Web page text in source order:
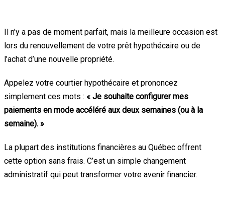
Il n’y a pas de moment parfait, mais la meilleure occasion est
lors du renouvellement de votre prêt hypothécaire ou de
l’achat d’une nouvelle propriété.
Appelez votre courtier hypothécaire et prononcez
simplement ces mots : « Je souhaite configurer mes
paiements en mode accéléré aux deux semaines (ou à la
semaine). »
La plupart des institutions financières au Québec offrent
cette option sans frais. C’est un simple changement
administratif qui peut transformer votre avenir financier.